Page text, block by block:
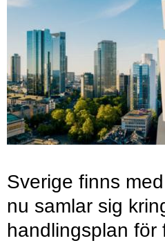
Sverige finns
nu samlar sig
handlingsplan för